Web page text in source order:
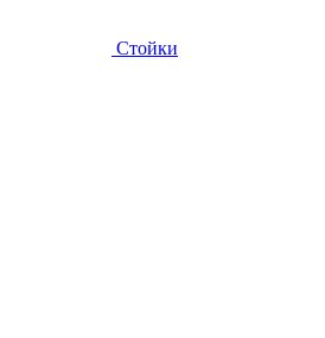
Стойки